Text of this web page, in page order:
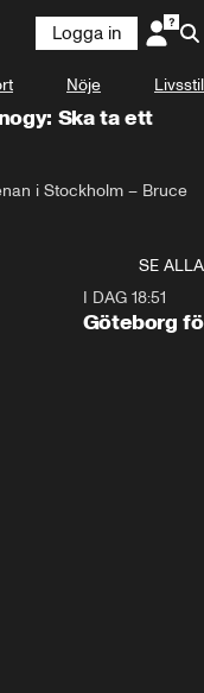
Logga in
Nöje Livsstil
Ska ta ett
i Stockholm – Bruce
SE ALLA
I DAG 18:51
Göteborg